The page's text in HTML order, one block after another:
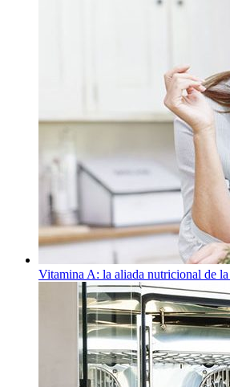
Vitamina A: la aliada nutricional de